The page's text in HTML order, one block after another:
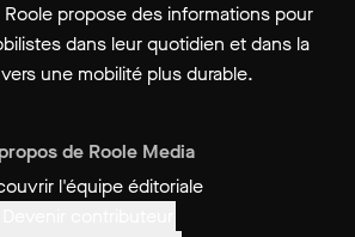
propose des informations pour
dans leur quotidien et dans la
une mobilité plus durable.
de Roole Media
l'équipe éditoriale